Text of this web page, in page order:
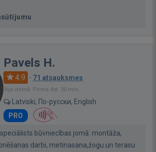
Pavels H.
4.9 · 71 atsauksmes
Bija vietnē: Pirms 4st. 30 min.
Latviski, По-русски, English
PRO
būvniecības jomā: montāža,
darbi, metinasana,žogu un terasu